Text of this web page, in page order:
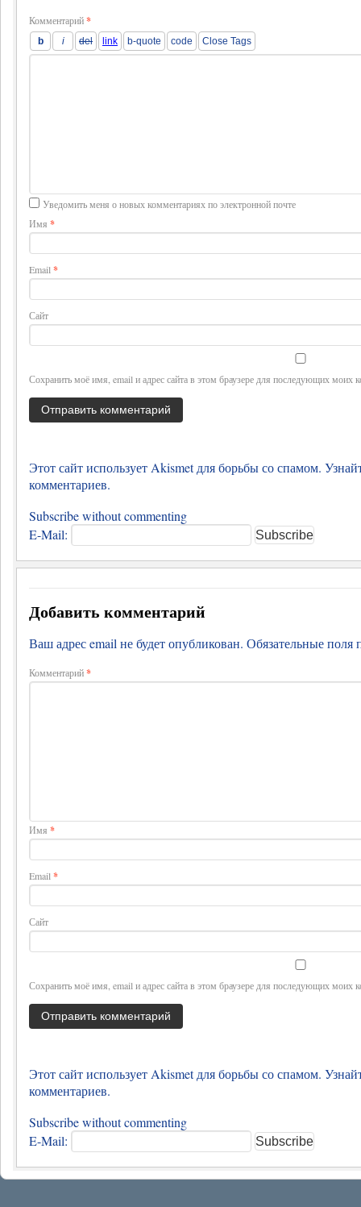
Комментарий*
Уведомить меня о новых комментариях по электронной почте
Имя *
Email *
Сайт
Сохранить моё имя, email и адрес сайта в этом браузере для последующих моих
Этот сайт использует Akismet для борьбы со спамом.
комментариев.
Subscribe without commenting
E-Mail:
Добавить комментарий
Ваш адрес email не будет опубликован. Обязательные
Комментарий*
Имя *
Email *
Сайт
Сохранить моё имя, email и адрес сайта в этом браузере для последующих моих
Этот сайт использует Akismet для борьбы со спамом.
комментариев.
Subscribe without commenting
E-Mail: